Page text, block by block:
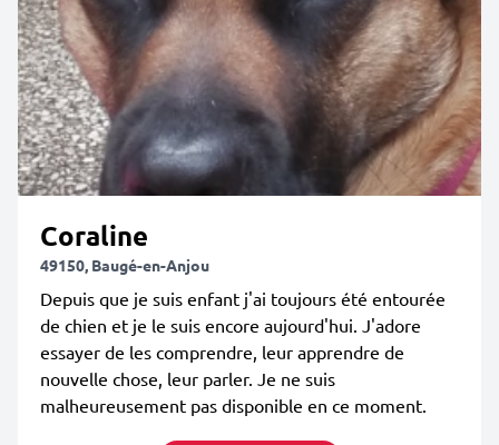
Coraline
49150, Baugé-en-Anjou
Depuis que je suis enfant j'ai toujours été entourée
de chien et je le suis encore aujourd'hui. J'adore
essayer de les comprendre, leur apprendre de
nouvelle chose, leur parler. Je ne suis
malheureusement pas disponible en ce moment.